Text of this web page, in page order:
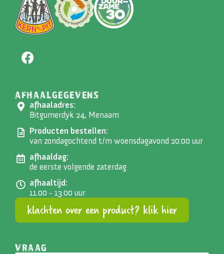
AFHAALGEGEVENS
afhaaladres:
Bitgumerdyk 24, Menaam
Producten bestellen:
van zondagochtend t/m woensdagavond 20:00 uur
afhaaldag:
de eerste volgende zaterdag
afhaaltijd:
11.00 - 13.00 uur
klachten over een product? klik hier
VRAAG